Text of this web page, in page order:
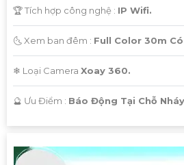
🏆 Tích hợp công nghệ : IP Wifi.
🌜 Xem ban đêm : Full Color 30m
❄ Loại Camera Xoay 360.
️🔮 Ưu Điểm : Báo Động Tại Chỗ